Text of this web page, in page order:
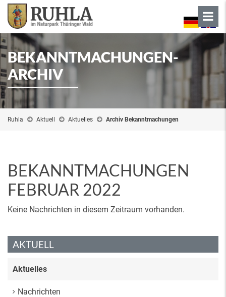
BEKANNTMACHUNGEN-
ARCHIV
Ruhla Aktuell Aktuelles Archiv Bekanntmachungen
BEKANNTMACHUNGEN
FEBRUAR 2022
Keine Nachrichten in diesem Zeitraum vorhanden.
AKTUELL
Aktuelles
Nachrichten